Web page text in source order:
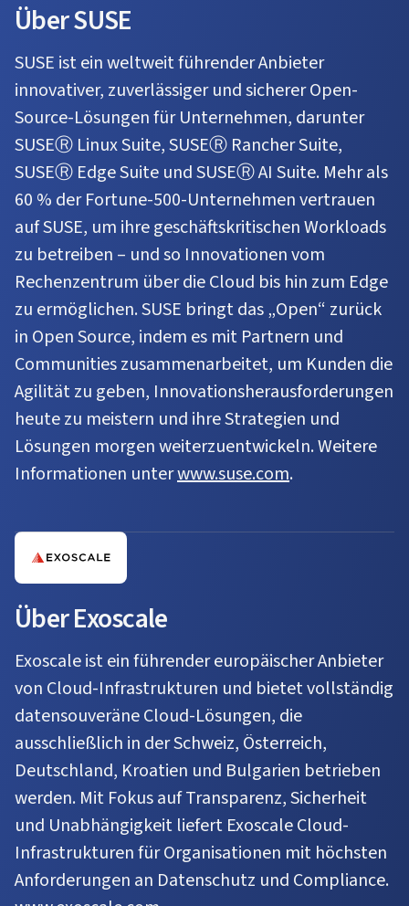
Über SUSE
SUSE ist ein weltweit führender Anbieter
innovativer, zuverlässiger und sicherer Open-
Source-Lösungen für Unternehmen, darunter
SUSEⓇ Linux Suite, SUSEⓇ Rancher Suite,
SUSEⓇ Edge Suite und SUSEⓇ AI Suite. Mehr als
60 % der Fortune-500-Unternehmen vertrauen
auf SUSE, um ihre geschäftskritischen Workloads
zu betreiben – und so Innovationen vom
Rechenzentrum über die Cloud bis hin zum Edge
zu ermöglichen. SUSE bringt das „Open“ zurück
in Open Source, indem es mit Partnern und
Communities zusammenarbeitet, um Kunden die
Agilität zu geben, Innovationsherausforderungen
heute zu meistern und ihre Strategien und
Lösungen morgen weiterzuentwickeln. Weitere
Informationen unterwww.suse.com.
Über Exoscale
Exoscale ist ein führender europäischer Anbieter
von Cloud-Infrastrukturen und bietet vollständig
datensouveräne Cloud-Lösungen, die
ausschließlich in der Schweiz, Österreich,
Deutschland, Kroatien und Bulgarien betrieben
werden. Mit Fokus auf Transparenz, Sicherheit
und Unabhängigkeit liefert Exoscale Cloud-
Infrastrukturen für Organisationen mit höchsten
Anforderungen an Datenschutz und Compliance.